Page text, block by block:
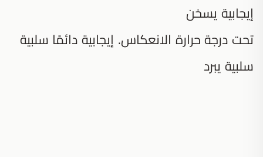
إيجابية يسخن
تحت درجة حرارة الانعكاس. إيجابية دائمًا سلبية
سلبية يبرد